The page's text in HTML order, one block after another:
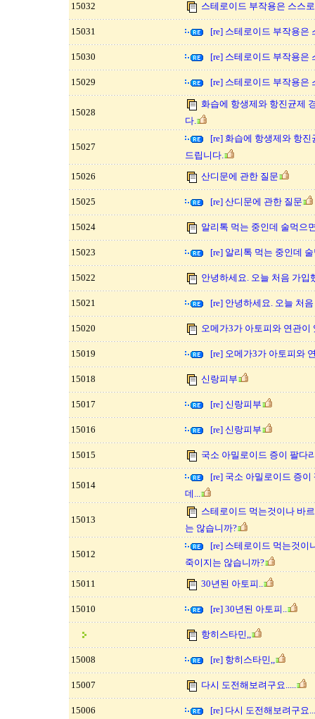
15032 스테로이드 부작용은 스스
15031 [re] 스테로이드 부작용은
15030 [re] 스테로이드 부작용은
15029 [re] 스테로이드 부작용은
15028
화습에 항생제와 항진균제
다.
15027
[re] 화습에 항생제와 항
드립니다.
15026
산디문에 관한 질문
15025 [re] 산디문에 관한 질문
15024 알리톡 먹는 중인데 술먹으
15023 [re] 알리톡 먹는 중인데
15022 안녕하세요. 오늘 처음 가입
15021 [re] 안녕하세요. 오늘 처
15020 오메가3가 아토피와 연관이
15019 [re] 오메가3가 아토피와
15018 신랑피부
15017 [re] 신랑피부
15016 [re] 신랑피부
15015 국소 아밀로이드 증이 팔다
15014
[re] 국소 아밀로이드 증
데...
15013
스테로이드 먹는것이나 바
는 않습니까?
15012
[re] 스테로이드 먹는것이
죽이지는 않습니까?
15011
30년된 아토피..
15010 [re] 30년된 아토피..
항히스타민,,
15008 [re] 항히스타민,,
15007 다시 도전해보려구요.....
15006 [re] 다시 도전해보려구요